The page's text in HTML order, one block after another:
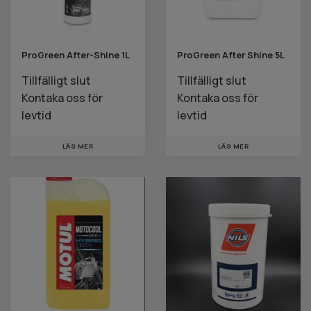
ProGreen After-Shine 1L
Tillfälligt slut
Kontaka oss för
levtid
LÄS MER
ProGreen After Shine 5L
Tillfälligt slut
Kontaka oss för
levtid
LÄS MER